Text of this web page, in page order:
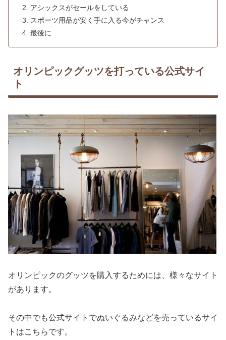
アシックスがセールをしている
スポーツ用品が安く手に入る今がチャンス
最後に
オリンピックグッツを打っている公式サイ
ト
オリンピックのグッツを購入するためには、様々なサイト
があります。
その中でも公式サイトでぬいぐるみなどを売っているサイ
トはこちらです。